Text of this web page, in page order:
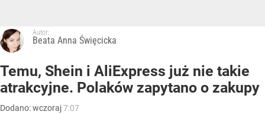
Autor:
Beata Anna Święcicka
Temu, Shein i AliExpress już nie takie
atrakcyjne. Polaków zapytano o zakupy
Dodano:wczoraj7:07